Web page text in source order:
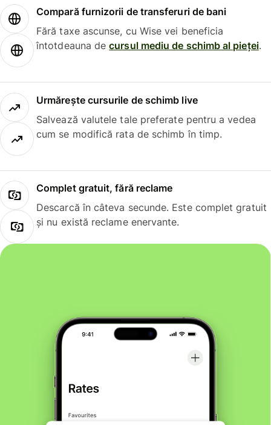
Compară furnizorii de transferuri de bani
Fără taxe ascunse, cu Wise vei beneficia
întotdeauna decursul mediu de schimb al pieței.
Urmărește cursurile de schimb live
Salvează valutele tale preferate pentru a vedea
cum se modifică rata de schimb în timp.
Complet gratuit, fără reclame
Descarcă în câteva secunde. Este complet gratuit
și nu există reclame enervante.